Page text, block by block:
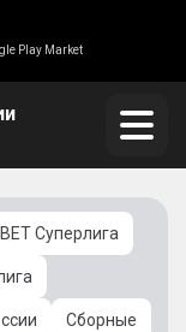
Play Market
Суперлига
Сборные